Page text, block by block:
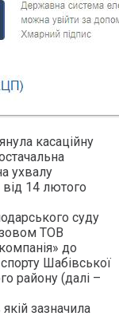
касаційну
ухвалу
від 14 лютого
суду
ТОВ
до
Шабівської
району (далі –
зазначила